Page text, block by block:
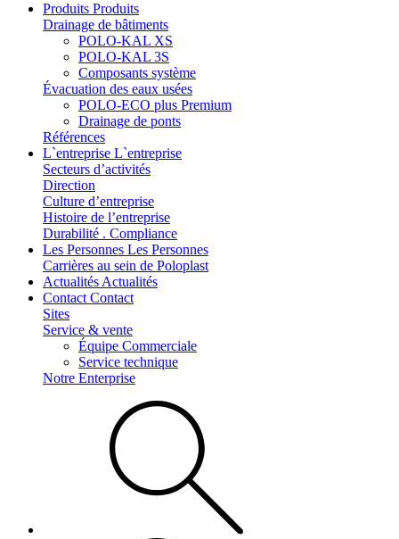
Produits Produits
Drainage de bâtiments
POLO-KAL XS
POLO-KAL 3S
Composants système
Évacuation des eaux usées
POLO-ECO plus Premium
Drainage de ponts
Références
L`entreprise L`entreprise
Secteurs d’activités
Direction
Culture d’entreprise
Histoire de l’entreprise
Durabilité . Compliance
Les Personnes Les Personnes
Carrières au sein de Poloplast
Actualités Actualités
Contact Contact
Sites
Service & vente
Équipe Commerciale
Service technique
Notre Enterprise